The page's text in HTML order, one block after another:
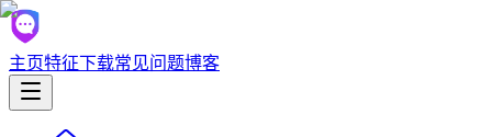
主页特征下载常见问题博客